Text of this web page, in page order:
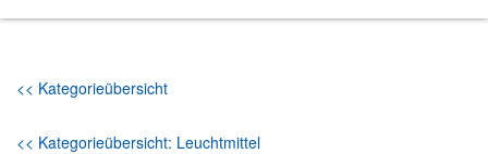
<< Kategorieübersicht
<< Kategorieübersicht: Leuchtmittel